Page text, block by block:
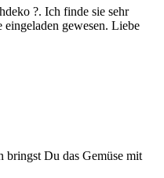
?. Ich finde sie sehr
eingeladen gewesen. Liebe
Du das Gemüse mit